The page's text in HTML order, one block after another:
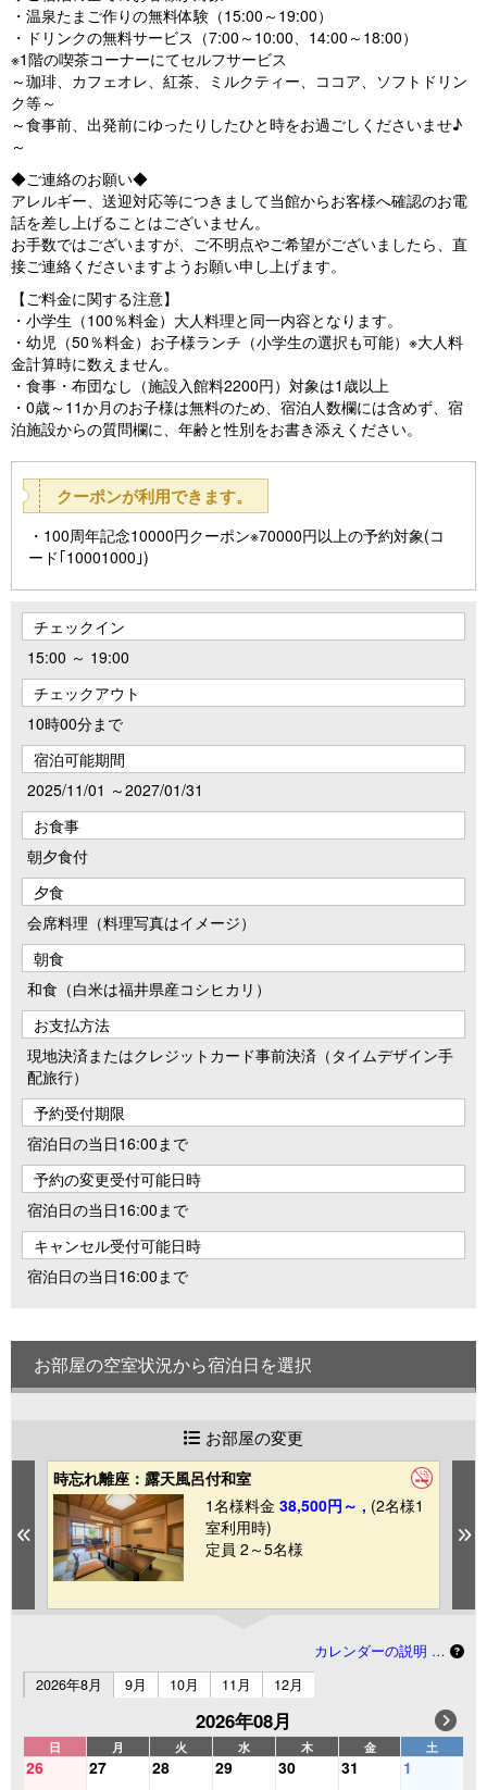
・温泉たまご作りの無料体験（15:00～19:00）
・ドリンクの無料サービス（7:00～10:00、14:00～18:00）
※1階の喫茶コーナーにてセルフサービス
～珈琲、カフェオレ、紅茶、ミルクティー、ココア、ソフトドリン
ク等～
～食事前、出発前にゆったりしたひと時をお過ごしくださいませ♪
～
◆ご連絡のお願い◆
アレルギー、送迎対応等につきまして当館からお客様へ確認のお電
話を差し上げることはございません。
お手数ではございますが、ご不明点やご希望がございましたら、直
接ご連絡くださいますようお願い申し上げます。
【ご料金に関する注意】
・小学生（100％料金）大人料理と同一内容となります。
・幼児（50％料金）お子様ランチ（小学生の選択も可能）※大人料
金計算時に数えません。
・食事・布団なし（施設入館料2200円）対象は1歳以上
・0歳～11か月のお子様は無料のため、宿泊人数欄には含めず、宿
泊施設からの質問欄に、年齢と性別をお書き添えください。
クーポンが利用できます。
100周年記念10000円クーポン※70000円以上の予約対象(コ
ード｢10001000｣)
チェックイン
15:00 ～ 19:00
チェックアウト
10時00分まで
宿泊可能期間
2025/11/01 ～2027/01/31
お食事
朝夕食付
夕食
会席料理（料理写真はイメージ）
朝食
和食（白米は福井県産コシヒカリ）
お支払方法
現地決済またはクレジットカード事前決済（タイムデザイン手
配旅行）
予約受付期限
宿泊日の当日16:00まで
予約の変更受付可能日時
宿泊日の当日16:00まで
キャンセル受付可能日時
宿泊日の当日16:00まで
お部屋の空室状況から宿泊日を選択
お部屋の変更
Previous
時忘れ離座：露天風呂付和室
1名様料金 38,500円～ , (2名様1
室利用時)
定員 2～5名様
カレンダーの説明 …
2026年8月
9月 10月 11月 12月
2026年08月
日 月 火 水 木 金 土
26 27 28 29 30 31 1